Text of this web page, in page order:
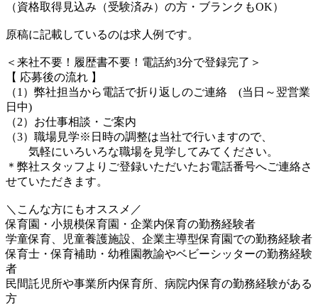
（資格取得見込み（受験済み）の方・ブランクもOK）
原稿に記載しているのは求人例です。
＜来社不要！履歴書不要！電話約3分で登録完了＞
【 応募後の流れ 】
（1）弊社担当から電話で折り返しのご連絡 (当日～翌営業
日中)
（2）お仕事相談・ご案内
（3）職場見学※日時の調整は当社で行いますので、
気軽にいろいろな職場を見学してみてください。
＊弊社スタッフよりご登録いただいたお電話番号へご連絡さ
せていただきます。
＼こんな方にもオススメ／
保育園・小規模保育園・企業内保育の勤務経験者
学童保育、児童養護施設、企業主導型保育園での勤務経験者
保育士・保育補助・幼稚園教諭やベビーシッターの勤務経験
者
民間託児所や事業所内保育所、病院内保育の勤務経験がある
方